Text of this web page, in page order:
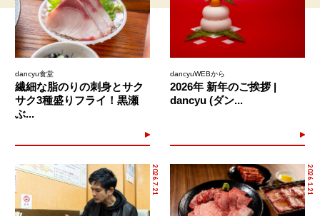
dancyu食堂
繊細な脂のりの刺身とサク
サク3種盛りフライ！黒瀬
ぶ...
dancyuWEBから
2026年 新年のご挨拶 |
dancyu (ダン...
2026.7.21 2026.1.21